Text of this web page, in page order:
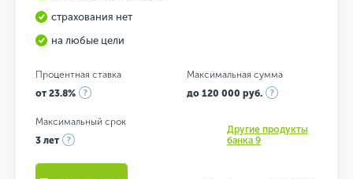
страхования нет
на любые цели
Процентная ставка
от 23.8%
Максимальная сумма
до 120 000 руб.
Максимальный срок
3 лет
Другие продукты
банка 9